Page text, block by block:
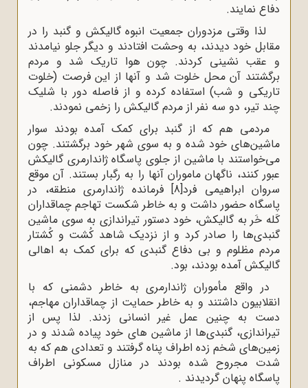
دفاع نمایند.
لذا وقتی مزدوران جمعیت انبوه گالیکش و گنبد را در
مقابل خود دیدند، به وحشت افتادند و دیگر جلو نیامدند
و عقب نشینی کردند. چون هوا تاریک شد و مردم
برگشتند آن محل خلوت شد و آنها از این فرصت (خلوت
تاریکی و شب) استفاده کرده و از فاصله دور با شلیک
چند تیر، دو سه نفر از مردم گالیکش را زخمی نمودند.
مردمی هم که از گنبد برای کمک آمده بودند سوار
ماشین‌های خود شده و به سوی شهر خود برگشتند. چون
می‌خواستند با ماشین از جلوی پاسگاه ژاندارمری گالیکش
عبور کنند، ناگهان ماموران آنها را به رگبار بستند. آن موقع
سروان ابراهیمی فرد[8] فرمانده ژاندارمری منطقه، در
پاسگاه حضور داشت و به خاطر شکست تهاجم چماقداران
کَله خَر به گالیکش، خود دستور تیراندازی به سوی ماشین
گنبدی‌ها را صادر کرد و از نزدیک شاهد کُشت و کُشتار
مردم مظلوم و بی دفاع گنبدی که برای کمک به اهالی
گالیکش آمده بودند، بود.
در واقع مأموران ژاندارمری به خاطر دشمنی که با
انقلابیون داشتند و به خاطر حمایت از چماقداران مهاجم،
دست به چنین عمل غیر انسانی زدند. لذا پس از
تیراندازی، گنبدی‌ها از ماشین های خود پیاده شدند و در
زمین‌های شخم زده اطراف پناه گرفتند و تعدادی هم که به
شدت مجروح شده بودند در منازل مسکونی اطراف
پاسگاه پنهان گردیدند .